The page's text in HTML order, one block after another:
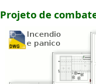
Projeto de